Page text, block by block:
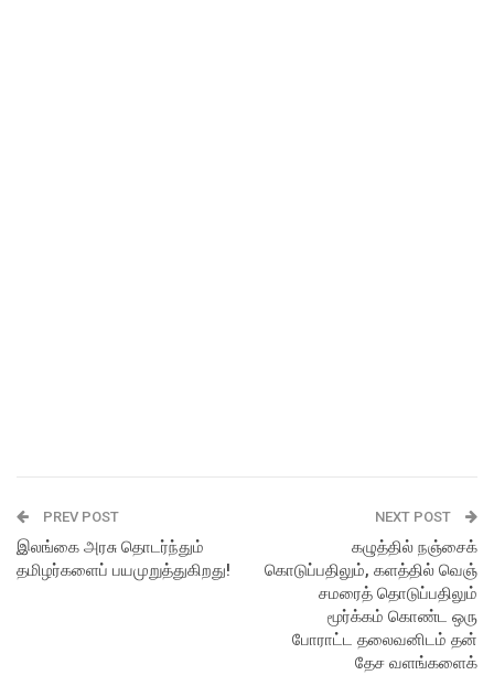
PREV POST
இலங்கை அரசு தொடர்ந்தும்
தமிழர்களைப் பயமுறுத்துகிறது!
NEXT POST
கழுத்தில் நஞ்சைக்
கொடுப்பதிலும், களத்தில் வெஞ்
சமரைத் தொடுப்பதிலும்
மூர்க்கம் கொண்ட ஒரு
போராட்ட தலைவனிடம் தன்
தேச வளங்களைக்